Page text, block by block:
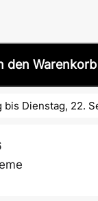
den Warenkorb
bis Dienstag, 22.